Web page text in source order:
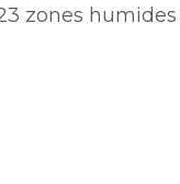
zones